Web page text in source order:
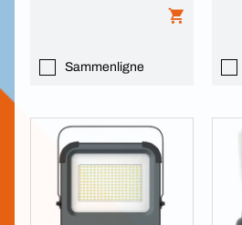
Sammenligne